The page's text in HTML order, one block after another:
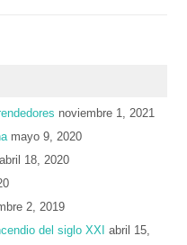
noviembre 1, 2021
mayo 9, 2020
abril 18, 2020
2, 2019
del siglo XXI
abril 15,